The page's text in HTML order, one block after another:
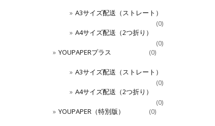
A3サイズ配送（ストレート）
(0)
A4サイズ配送（2つ折り）
(0)
YOUPAPERプラス
(0)
A3サイズ配送（ストレート）
(0)
A4サイズ配送（2つ折り）
(0)
YOUPAPER（特別版）
(0)